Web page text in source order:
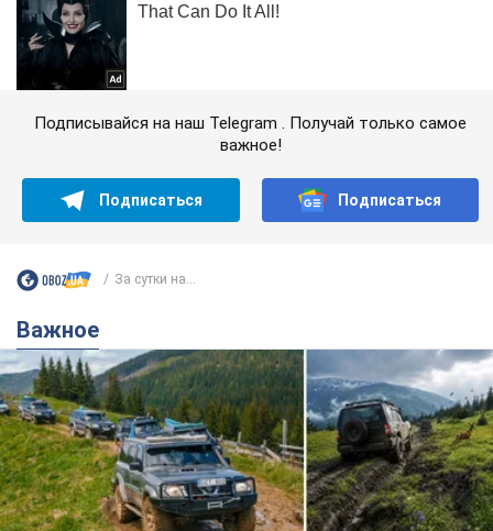
Подписывайся на наш Telegram . Получай только самое
важное!
Подписаться Подписаться
За сутки на...
Важное